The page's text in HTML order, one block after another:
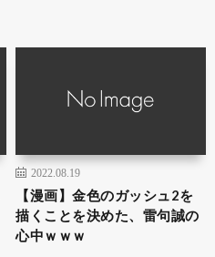
2022.08.19
【漫画】金色のガッシュ2を
描くことを決めた、雷句誠の
心中ｗｗｗ